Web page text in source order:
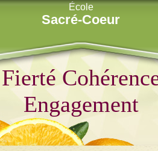
École
Sacré-Coeur
Fierté
Engagement